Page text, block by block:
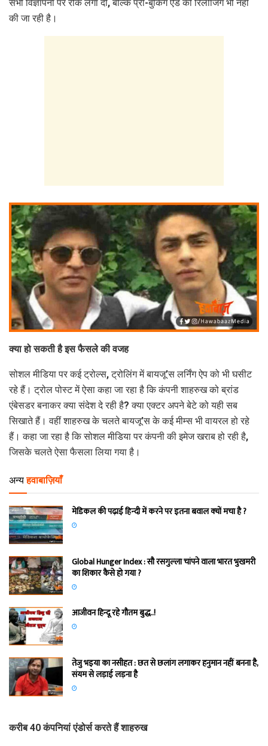
सभी विज्ञापनों पर रोक लगा दी, बल्कि प्री-बुकिंग ऐड की रिलीजिंग भी नहीं
की जा रही है।
क्या हो सकती है इस फैसले की वजह
सोशल मीडिया पर कई ट्रोल्स, ट्रोलिंग में बायजू’स लर्निंग ऐप को भी घसीट
रहे हैं। ट्रोल पोस्ट में ऐसा कहा जा रहा है कि कंपनी शाहरुख को ब्रांड
एंबेसडर बनाकर क्या संदेश दे रही है? क्या एक्टर अपने बेटे को यही सब
सिखाते हैं। वहीं शाहरुख के चलते बायजू’स के कई मीम्स भी वायरल हो रहे
हैं। कहा जा रहा है कि सोशल मीडिया पर कंपनी की इमेज खराब हो रही है,
जिसके चलते ऐसा फैसला लिया गया है।
अन्य हवाबाज़ियाँ
मेडिकल की पढ़ाई हिन्‍दी में करने पर इतना बवाल क्‍यों मचा है ?
Global Hunger Index : सौ रसगुल्‍ला चांपने वाला भारत भुखमरी
का शिकार कैसे हो गया ?
आजीवन हिन्दू रहे गौतम बुद्ध..!
तेजु भइया का नसीहत : छत से छलांग लगाकर हनुमान नहीं बनना है,
संयम से लड़ाई लड़ना है
करीब 40 कंपनियां एंडोर्स करते हैं शाहरुख